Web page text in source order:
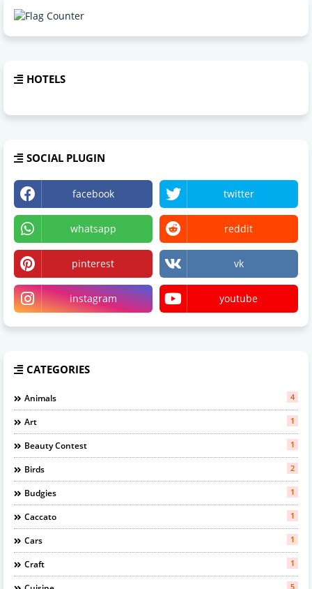
HOTELS
SOCIAL PLUGIN
facebook twitter
whatsapp reddit
pinterest vk
instagram youtube
CATEGORIES
Animals 4
Art 1
Beauty Contest 1
Birds 2
Budgies 1
Caccato 1
Cars 1
Craft 1
5